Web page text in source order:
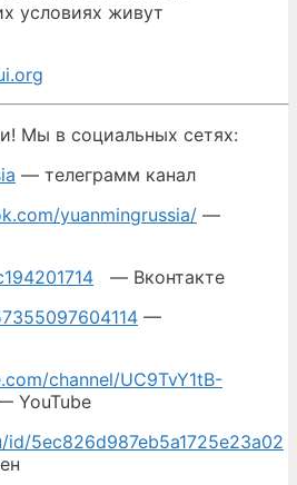
условиях живут
Мы в социальных сетях:
— телеграмм канал
yuanmingrussia/ —
— Вконтакте
—
channel/UC9TvY1tB-
YouTube
id/5ec826d987eb5a1725e23a02